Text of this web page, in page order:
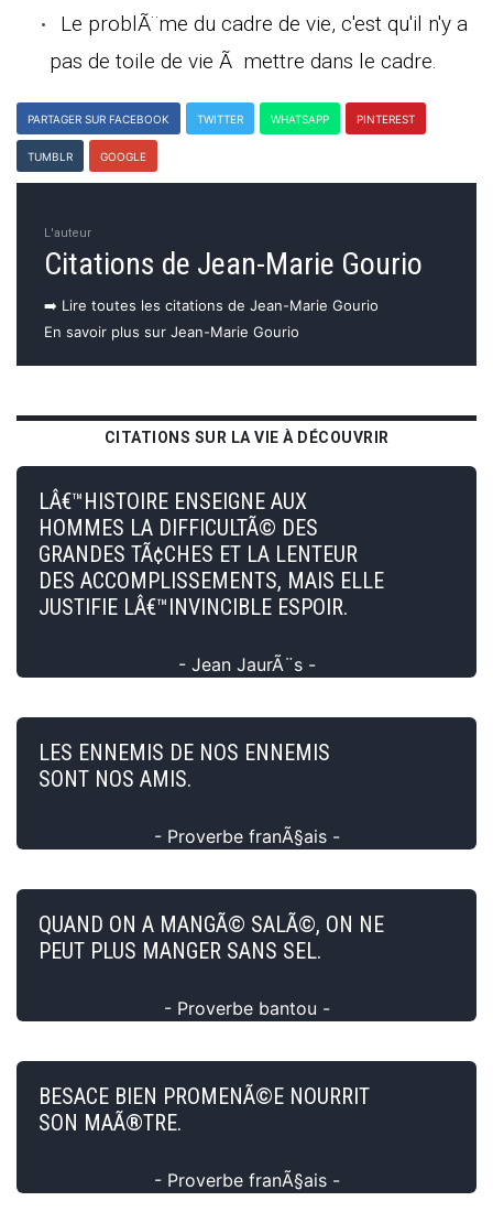
Le problÃ¨me du cadre de vie, c'est qu'il n'y a
pas de toile de vie Ã mettre dans le cadre.
PARTAGER SUR FACEBOOK TWITTER WHATSAPP PINTEREST
TUMBLR GOOGLE
L'auteur
Citations de Jean-Marie Gourio
➡️ Lire toutes les citations de Jean-Marie Gourio
En savoir plus sur Jean-Marie Gourio
CITATIONS SUR LA VIE À DÉCOUVRIR
LÂ€™HISTOIRE ENSEIGNE AUX
HOMMES LA DIFFICULTÃ© DES
GRANDES TÃ¢CHES ET LA LENTEUR
DES ACCOMPLISSEMENTS, MAIS ELLE
JUSTIFIE LÂ€™INVINCIBLE ESPOIR.
- Jean JaurÃ¨s -
LES ENNEMIS DE NOS ENNEMIS
SONT NOS AMIS.
- Proverbe franÃ§ais -
QUAND ON A MANGÃ© SALÃ©, ON NE
PEUT PLUS MANGER SANS SEL.
- Proverbe bantou -
BESACE BIEN PROMENÃ©E NOURRIT
SON MAÃ®TRE.
- Proverbe franÃ§ais -